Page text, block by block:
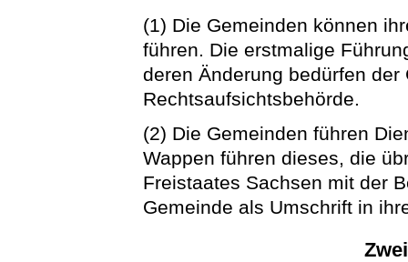
(1) Die Gemeinden können
führen. Die erstmalige
deren Änderung bedürfen der
Rechtsaufsichtsbehörde.
(2) Die Gemeinden führen
Wappen führen dieses, die
Freistaates Sachsen mit der
Gemeinde als Umschrift in